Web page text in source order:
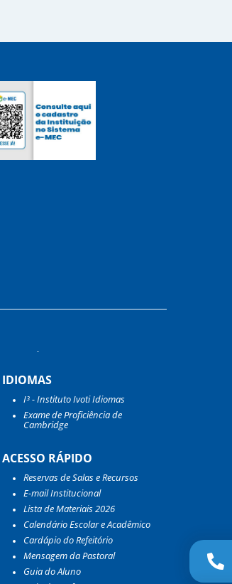
IDIOMAS
I³ - Instituto Ivoti Idiomas
Exame de Proficiência de
Cambridge
ACESSO RÁPIDO
Reservas de Salas e Recursos
E-mail Institucional
Lista de Materiais 2026
Calendário Escolar e Acadêmico
Cardápio do Refeitório
Mensagem da Pastoral
Guia do Aluno